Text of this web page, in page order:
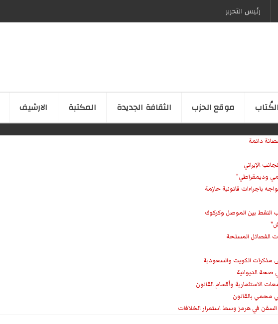
رئیس التحریر
الكُتاب موقع الحزب الثقافة الجدیدة المكتبة الارشیف
دائمة
وديمقراطي"
باجراءات قانونية حازمة
النفط بين الموصل وكركوك
الفصائل المسلحة
مذكرات الكويت والسعودية
الاستثمارية وأقسام القانون
محمي بالقانون
في هرمز وسط استمرار الخلافات